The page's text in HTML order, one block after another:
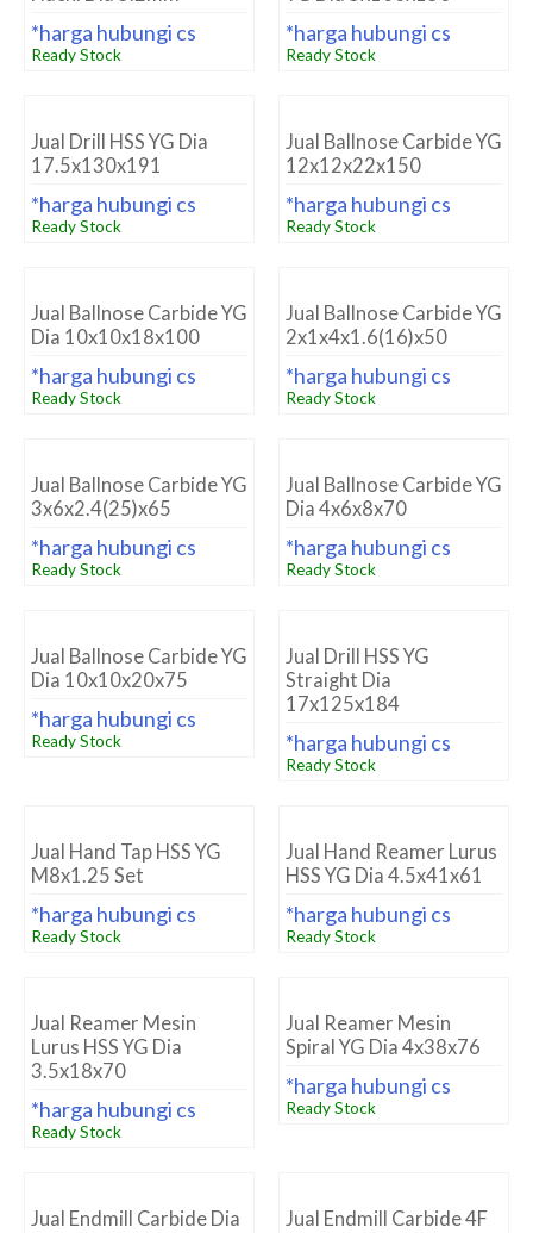
*harga hubungi cs
Ready Stock
*harga hubungi cs
Ready Stock
Jual Drill HSS YG Dia
17.5x130x191
*harga hubungi cs
Ready Stock
Jual Ballnose Carbide YG
12x12x22x150
*harga hubungi cs
Ready Stock
Jual Ballnose Carbide YG
Dia 10x10x18x100
*harga hubungi cs
Ready Stock
Jual Ballnose Carbide YG
2x1x4x1.6(16)x50
*harga hubungi cs
Ready Stock
Jual Ballnose Carbide YG
3x6x2.4(25)x65
*harga hubungi cs
Ready Stock
Jual Ballnose Carbide YG
Dia 4x6x8x70
*harga hubungi cs
Ready Stock
Jual Ballnose Carbide YG
Dia 10x10x20x75
*harga hubungi cs
Ready Stock
Jual Drill HSS YG
Straight Dia
17x125x184
*harga hubungi cs
Ready Stock
Jual Hand Tap HSS YG
M8x1.25 Set
*harga hubungi cs
Ready Stock
Jual Hand Reamer Lurus
HSS YG Dia 4.5x41x61
*harga hubungi cs
Ready Stock
Jual Reamer Mesin
Lurus HSS YG Dia
3.5x18x70
*harga hubungi cs
Ready Stock
Jual Reamer Mesin
Spiral YG Dia 4x38x76
*harga hubungi cs
Ready Stock
Jual Endmill Carbide Dia
Jual Endmill Carbide 4F